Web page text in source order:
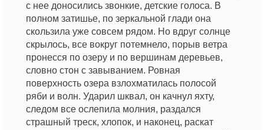
с нее доносились звонкие, детские голоса. В
полном затишье, по зеркальной глади она
скользила уже совсем рядом. Но вдруг солнце
скрылось, все вокруг потемнело, порыв ветра
пронесся по озеру и по вершинам деревьев,
словно стон с завыванием. Ровная
поверхность озера взлохматилась полосой
ряби и волн. Ударил шквал, он качнул яхту,
следом все ослепила молния, раздался
страшный треск, хлопок, и наконец, раскат